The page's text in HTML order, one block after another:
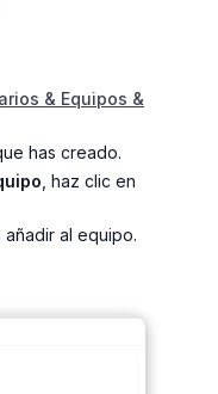
& Equipos &
has creado.
, haz clic en
al equipo.